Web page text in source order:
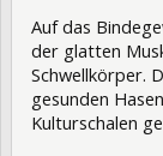
Auf das
der glatten
Schwellkörper.
gesunden
Kulturschalen